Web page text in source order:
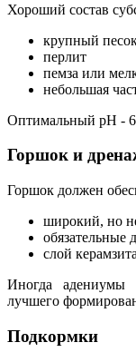
Хороший состав
крупный
перлит
пемза или
небольшая
Оптимальный pH -
Горшок и
Горшок должен
широкий, но
обязательные
слой
Иногда
лучшего
Подкормки